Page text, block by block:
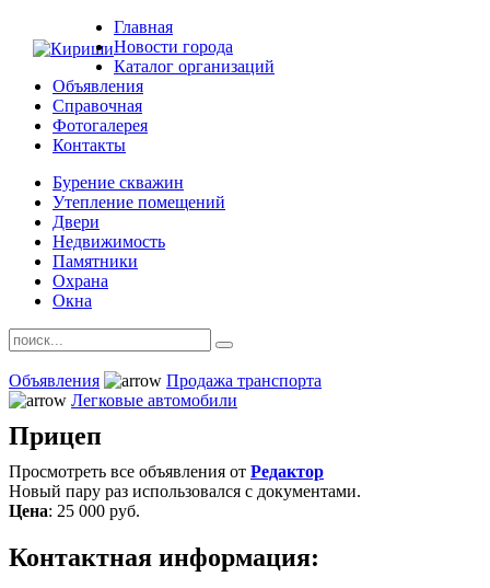
Главная
Новости города
Каталог организаций
Объявления
Справочная
Фотогалерея
Контакты
Бурение скважин
Утепление помещений
Двери
Недвижимость
Памятники
Охрана
Окна
Объявления
Продажа транспорта
Легковые автомобили
Прицеп
Просмотреть все объявления от Редактор
Новый пару раз использовался с документами.
Цена: 25 000 руб.
Контактная информация: